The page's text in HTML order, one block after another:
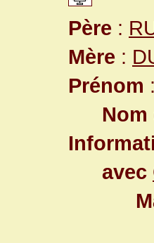
Père :
Mère :
Prénom
Nom
avec